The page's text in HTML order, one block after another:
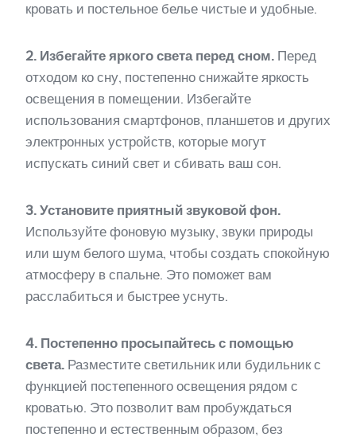
кровать и постельное белье чистые и удобные.
2. Избегайте яркого света перед сном. Перед
отходом ко сну, постепенно снижайте яркость
освещения в помещении. Избегайте
использования смартфонов, планшетов и других
электронных устройств, которые могут
испускать синий свет и сбивать ваш сон.
3. Установите приятный звуковой фон.
Используйте фоновую музыку, звуки природы
или шум белого шума, чтобы создать спокойную
атмосферу в спальне. Это поможет вам
расслабиться и быстрее уснуть.
4. Постепенно просыпайтесь с помощью
света. Разместите светильник или будильник с
функцией постепенного освещения рядом с
кроватью. Это позволит вам пробуждаться
постепенно и естественным образом, без